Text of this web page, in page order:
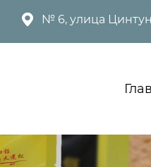
 № 6, улица